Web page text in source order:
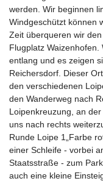
werden. Wir beginnen
Windgeschützt können
Zeit überqueren wir
Flugplatz
entlang und es zeigen
Reichersdorf. Dieser
den verschiedenen
den Wanderweg nach
Loipenkreuzung, an
uns nach rechts
Runde Loipe 1„Farbe
einer Schleife - vorbei
Staatsstraße - zum
auch eine kleine